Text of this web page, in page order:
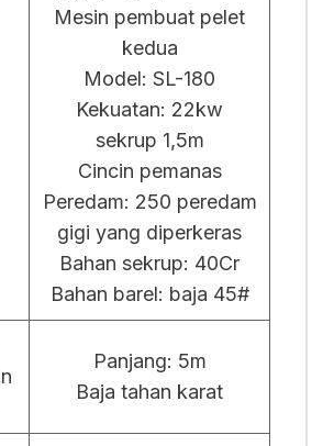
Mesin pembuat pelet
kedua
Model: SL-180
Kekuatan: 22kw
sekrup 1,5m
Cincin pemanas
Peredam: 250 peredam
gigi yang diperkeras
Bahan sekrup: 40Cr
Bahan barel: baja 45#
Panjang: 5m
Baja tahan karat